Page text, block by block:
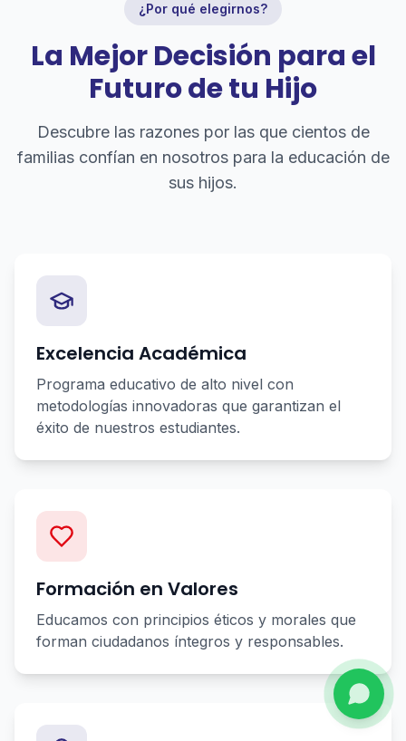
¿Por qué elegirnos?
La Mejor Decisión para el
Futuro de tu Hijo
Descubre las razones por las que cientos de
familias confían en nosotros para la educación de
sus hijos.
Excelencia Académica
Programa educativo de alto nivel con
metodologías innovadoras que garantizan el
éxito de nuestros estudiantes.
Formación en Valores
Educamos con principios éticos y morales que
forman ciudadanos íntegros y responsables.